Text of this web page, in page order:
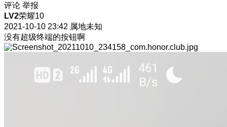
评论 举报
LV2荣耀10
2021-10-10 23:42 属地未知
没有超级终端的按钮啊